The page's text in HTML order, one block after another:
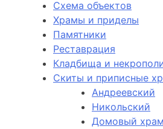
Схема объектов
Храмы и приделы
Памятники
Реставрация
Кладбища и
Скиты и приписные
Андреевский
Никольский
Домовый